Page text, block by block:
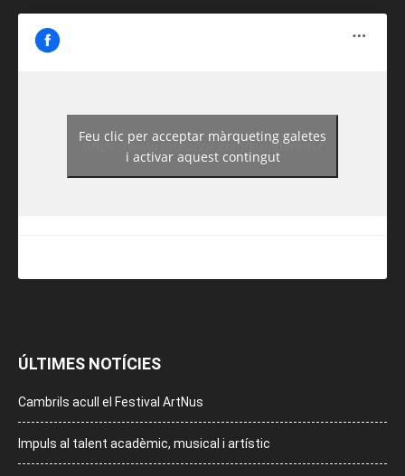
https://www.facebook.com/guiadereus/
Feu clic per acceptar màrqueting galetes
i activar aquest contingut
ÚLTIMES NOTÍCIES
Cambrils acull el Festival ArtNus
Impuls al talent acadèmic, musical i artístic